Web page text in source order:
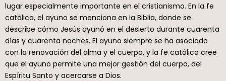
lugar especialmente importante en el cristianismo. En la fe
católica, el ayuno se menciona en la Biblia, donde se
describe cómo Jesús ayunó en el desierto durante cuarenta
días y cuarenta noches. El ayuno siempre se ha asociado
con la renovación del alma y el cuerpo, y la fe católica cree
que el ayuno permite una mejor gestión del cuerpo, del
Espíritu Santo y acercarse a Dios.